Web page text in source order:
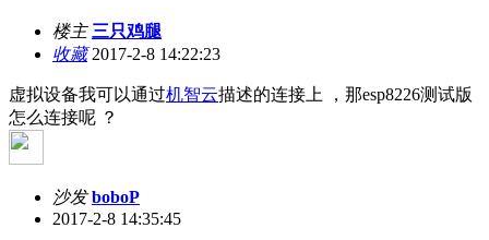
楼主 三只鸡腿
收藏2017-2-8 14:22:23
虚拟设备我可以通过机智云描述的连接上 ，那esp8226测试版
怎么连接呢 ？
沙发 boboP
2017-2-8 14:35:45